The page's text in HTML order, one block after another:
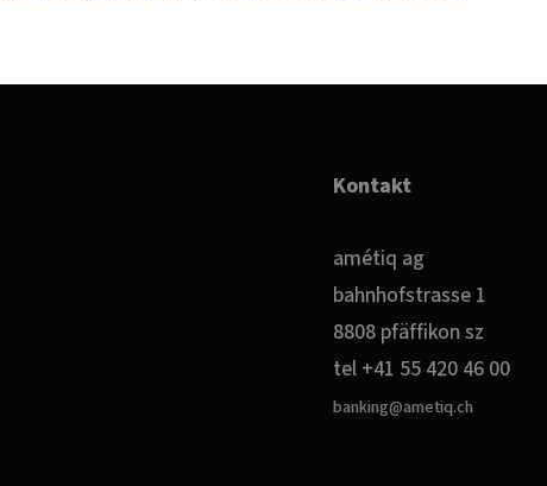
Kontakt
amétiq ag
bahnhofstrasse 1
8808 pfäffikon sz
tel +41 55 420 46 00
banking@ametiq.ch